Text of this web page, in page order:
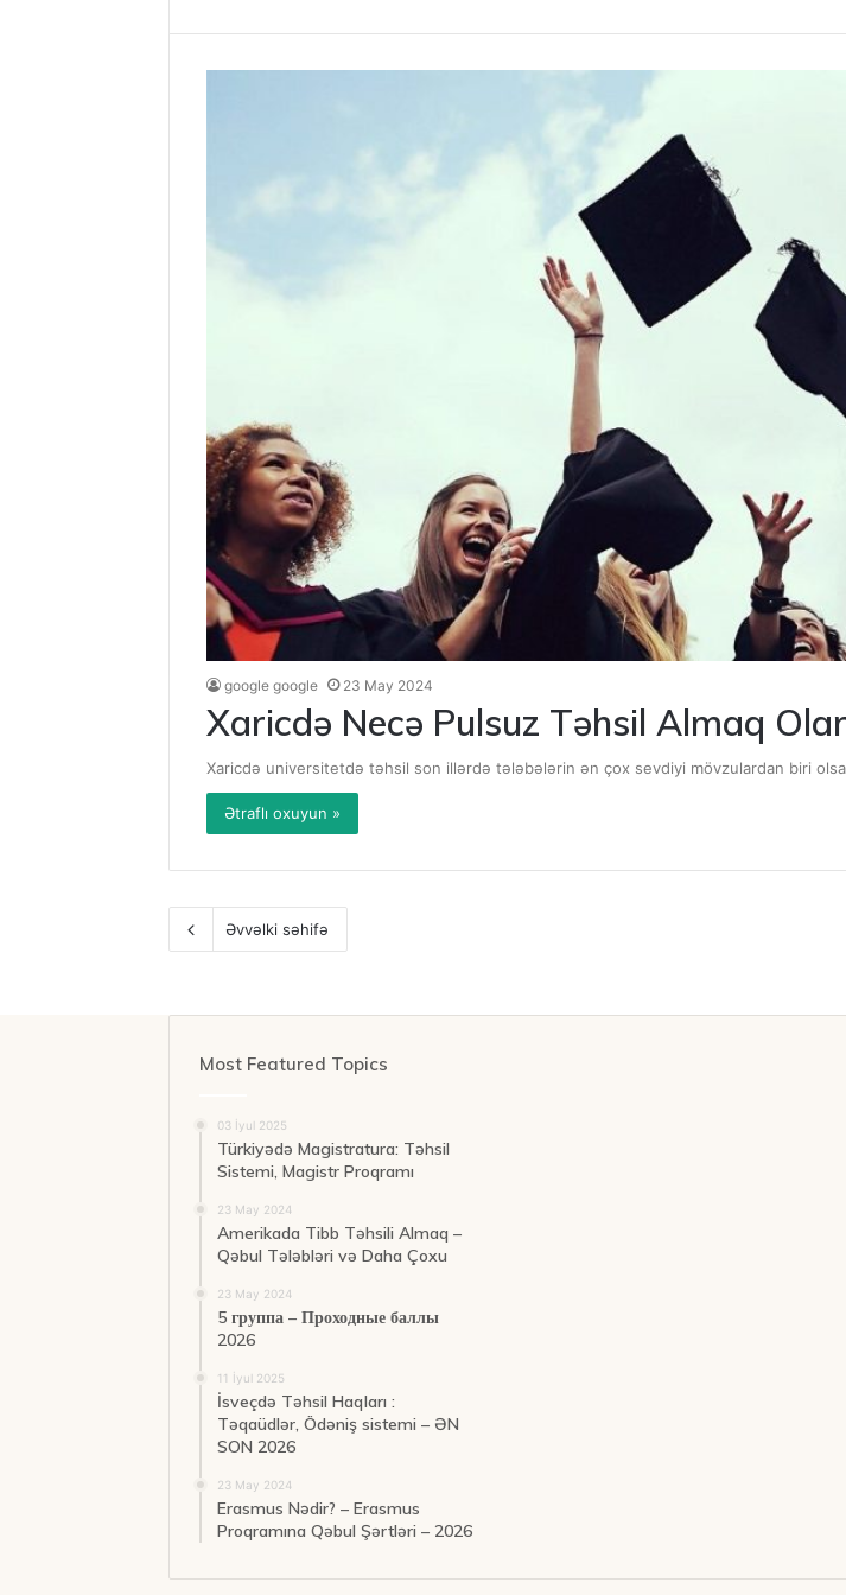
google google 23 May 2024
Xaricdə Necə Pulsuz Təhsil Almaq
Xaricdə universitetdə təhsil son illərdə tələbələrin ən çox sevdiyi mövzulardan biri olsa
Ətraflı oxuyun »
Əvvəlki səhifə
Most Featured Topics
03 İyul 2025
Türkiyədə Magistratura: Təhsil
Sistemi, Magistr Proqramı
23 May 2024
Amerikada Tibb Təhsili Almaq –
Qəbul Tələbləri və Daha Çoxu
23 May 2024
5 группа – Проходные баллы
2026
11 İyul 2025
İsveçdə Təhsil Haqları :
Təqaüdlər, Ödəniş sistemi – ƏN
SON 2026
23 May 2024
Erasmus Nədir? – Erasmus
Proqramına Qəbul Şərtləri – 2026